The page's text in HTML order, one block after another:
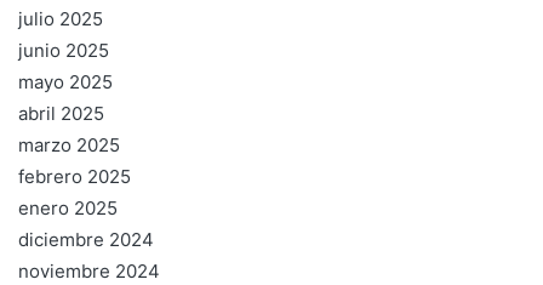
julio 2025
junio 2025
mayo 2025
abril 2025
marzo 2025
febrero 2025
enero 2025
diciembre 2024
noviembre 2024